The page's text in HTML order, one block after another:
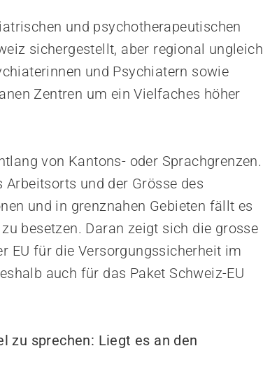
und psychotherapeutischen
sichergestellt, aber regional ungleich
und Psychiatern sowie
Zentren um ein Vielfaches höher
von Kantons- oder Sprachgrenzen.
Arbeitsorts und der Grösse des
und in grenznahen Gebieten fällt es
besetzen. Daran zeigt sich die grosse
EU für die Versorgungssicherheit im
auch für das Paket Schweiz-EU
zu sprechen: Liegt es an den